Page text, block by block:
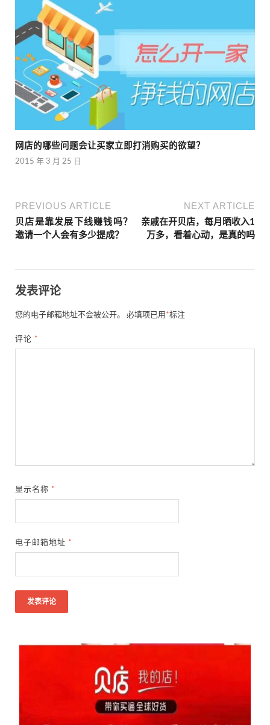
网店的哪些问题会让买家立即打消购买的欲望？
2015 年 3 月 25 日
PREVIOUS ARTICLE
贝店是靠发展下线赚钱吗？
邀请一个人会有多少提成？
NEXT ARTICLE
亲戚在开贝店，每月晒收入1
万多，看着心动，是真的吗
发表评论
您的电子邮箱地址不会被公开。 必填项已用 *标注
评论 *
显示名称 *
电子邮箱地址 *